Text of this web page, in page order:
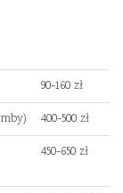
90-160 zł
400-500 zł
450-650 zł